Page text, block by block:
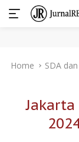
Home SDA